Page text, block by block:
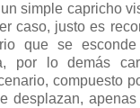
simple capricho
caso, justo es
que se
por lo demás
compuesto
desplazan,